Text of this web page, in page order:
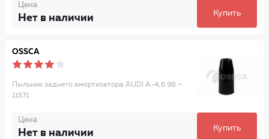
Цена
Нет в наличии Купить
OSSCA
Пыльник заднего амортизатора AUDI A-4,6 98 ~
11571
Цена
Нет в наличии Купить